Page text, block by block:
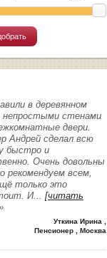
в деревянном
непростыми стенами
двери.
Андрей сделал всю
быстро и
Очень довольны
рекомендуем всем,
только это
И... [читать
Уткина Ирина ,
Пенсионер , Москва